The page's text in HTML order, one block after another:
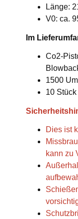
Länge:
V0: ca.
Im
Co2-
1500
10
Dies ist
kann zu